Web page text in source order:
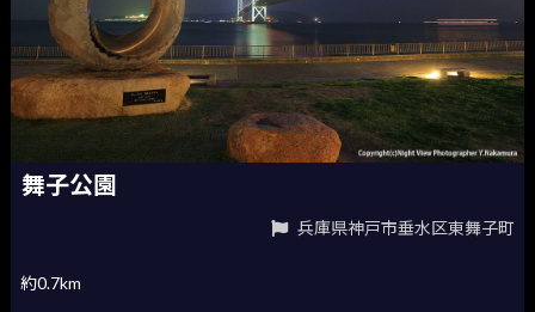
舞子公園
兵庫県神戸市垂水区東舞子町
約0.7km